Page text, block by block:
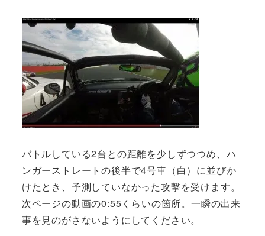
バトルしている2台との距離を少しずつつめ、ハ
ンガーストレートの後半で4号車（白）に並びか
けたとき、予測していなかった攻撃を受けます。
次ページの動画の0:55くらいの箇所。一瞬の出来
事を見のがさないようにしてください。